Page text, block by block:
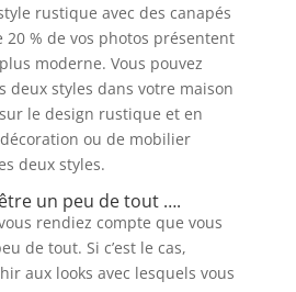
rustique avec des canapés
% de vos photos présentent
moderne. Vous pouvez
deux styles dans votre maison
le design rustique et en
ou de mobilier
deux styles.
un peu de tout ….
rendiez compte que vous
de tout. Si c’est le cas,
aux looks avec lesquels vous